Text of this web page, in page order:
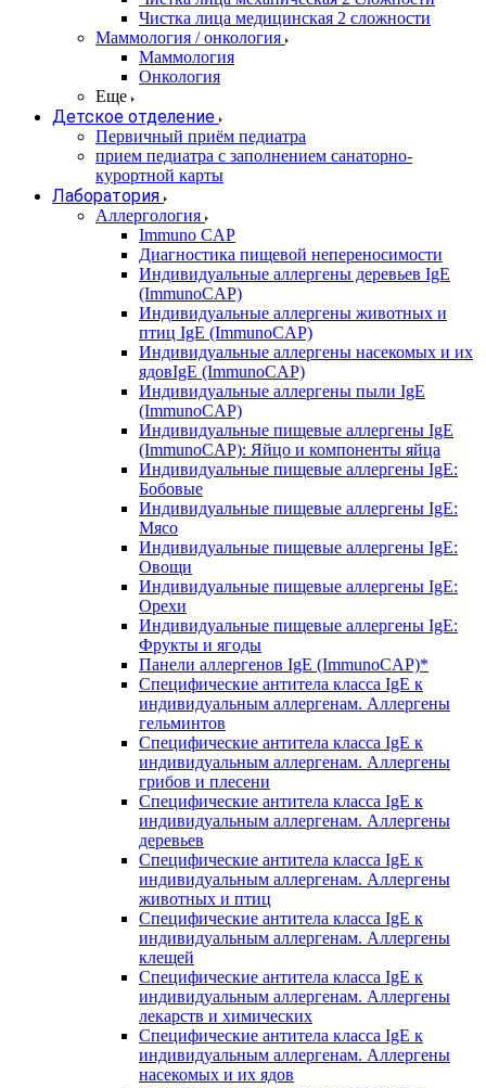
Чистка лица медицинская 2 сложности
Маммология / онкология
Маммология
Онкология
Еще
Детское отделение
Первичный приём педиатра
прием педиатра с заполнением санаторно-
курортной карты
Лаборатория
Аллергология
Immuno CAP
Диагностика пищевой непереносимости
Индивидуальные аллергены деревьев IgE
(ImmunoCAP)
Индивидуальные аллергены животных и
птиц IgE (ImmunoCAP)
Индивидуальные аллергены насекомых и их
ядовIgE (ImmunoCAP)
Индивидуальные аллергены пыли IgE
(ImmunoCAP)
Индивидуальные пищевые аллергены IgE
(ImmunoCAP): Яйцо и компоненты яйца
Индивидуальные пищевые аллергены IgE:
Бобовые
Индивидуальные пищевые аллергены IgE:
Мясо
Индивидуальные пищевые аллергены IgE:
Овощи
Индивидуальные пищевые аллергены IgE:
Орехи
Индивидуальные пищевые аллергены IgE:
Фрукты и ягоды
Панели аллергенов IgE (ImmunoCAP)*
Специфические антитела класса IgE к
индивидуальным аллергенам. Аллергены
гельминтов
Специфические антитела класса IgE к
индивидуальным аллергенам. Аллергены
грибов и плесени
Специфические антитела класса IgE к
индивидуальным аллергенам. Аллергены
деревьев
Специфические антитела класса IgE к
индивидуальным аллергенам. Аллергены
животных и птиц
Специфические антитела класса IgE к
индивидуальным аллергенам. Аллергены
клещей
Специфические антитела класса IgE к
индивидуальным аллергенам. Аллергены
лекарств и химических
Специфические антитела класса IgE к
индивидуальным аллергенам. Аллергены
насекомых и их ядов